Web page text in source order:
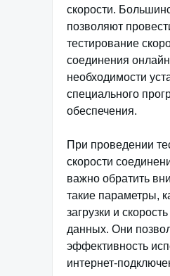
скорости.
позволяют
тестирование
соединения
необходимости
специального
обеспечения.
При проведении
скорости
важно обратить
такие параметры,
загрузки и скорость
данных. Они
эффективность
интернет-